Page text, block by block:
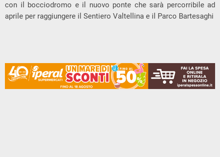
con il bocciodromo e il nuovo ponte che sarà percorribile ad
aprile per raggiungere il Sentiero Valtellina e il Parco Bartesaghi